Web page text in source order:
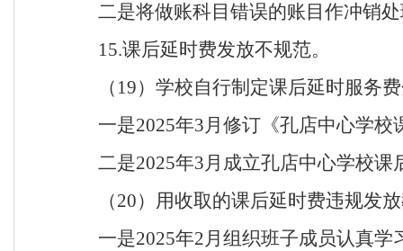
二是将做账科目错误的账目作冲销
15.课后延时费发放不规范。
（ 19）学校自行制定课后延时服务
一是2025年3月修订《孔店中心学
二是2025年3月成立孔店中心学校
（20）用收取的课后延时费违规发
一是2025年2月组织班子成员认真